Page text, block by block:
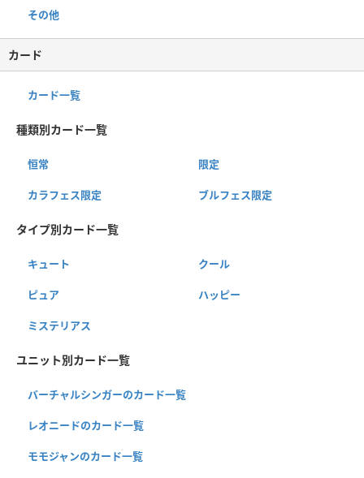
その他
カード
カード一覧
種類別カード一覧
恒常 限定
カラフェス限定 ブルフェス限定
タイプ別カード一覧
キュート クール
ピュア ハッピー
ミステリアス
ユニット別カード一覧
バーチャルシンガーのカード一覧
レオニードのカード一覧
モモジャンのカード一覧